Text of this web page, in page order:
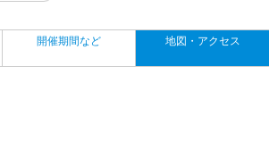
開催期間など 地図・アクセス